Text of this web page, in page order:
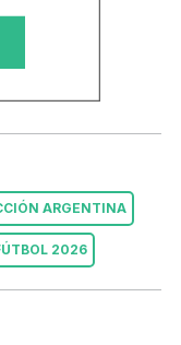
ARGENTINA
2026